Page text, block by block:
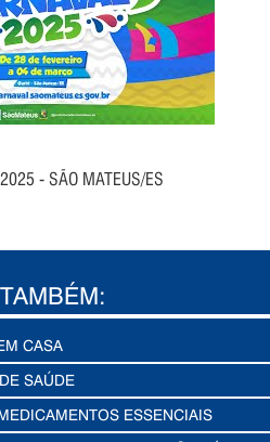
- SÃO MATEUS/ES
CASA
SAÚDE
ESSENCIAIS